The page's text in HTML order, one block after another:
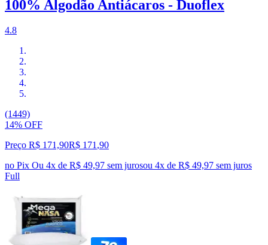
100% Algodão Antiácaros - Duoflex
4.8
(1449)
14% OFF
Preço R$ 171,90R$ 171 ,90
no Pix Ou 4x de R$ 49,97 sem jurosou 4x de R$ 49,97 sem juros
Full